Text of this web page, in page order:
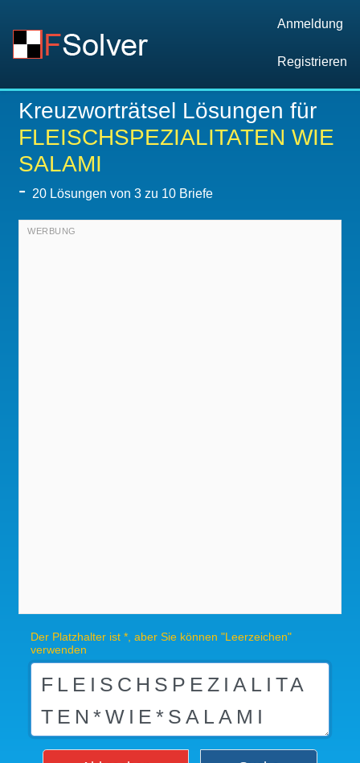
Anmeldung
Registrieren
Kreuzworträtsel Lösungen für
FLEISCHSPEZIALITATEN WIE
SALAMI
- 20 Lösungen von 3 zu 10 Briefe
Der Platzhalter ist *, aber Sie können "Leerzeichen"
verwenden